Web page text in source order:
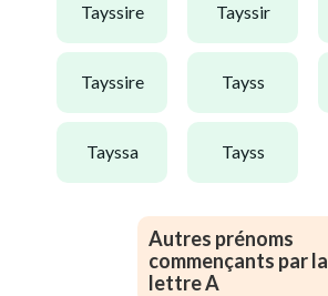
tayssire tayssir
tayssire tayss
tayssa tayss
Autres prénoms
commençants par la
lettre A